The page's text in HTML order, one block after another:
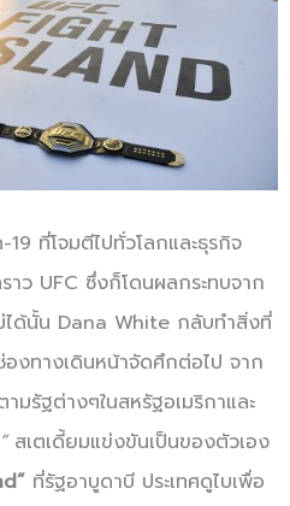
ที่โจมตีไปทั่วโลกและธุรกิจ
ว UFC ซึ่งก็โดนผลกระทบจาก
ด้นั้น Dana White กลับทำสิ่งที่
งทางเดินหน้าจัดศึกต่อไป จาก
มรัฐต่างๆในสหรัฐอเมริกาและ
สเตเดี้ยมแข่งขันเป็นของตัวเอง
ที่รัฐอาบูดาบี ประเทศดูไบเพื่อ